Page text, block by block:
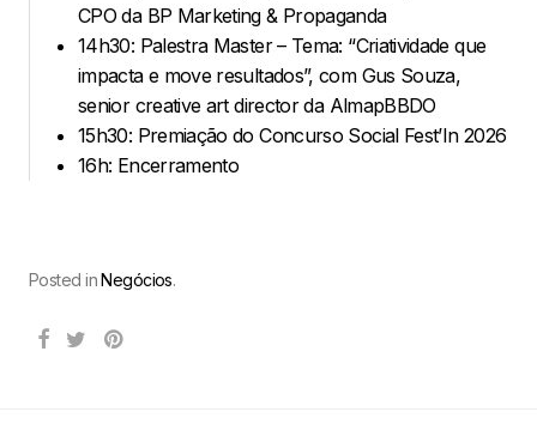
CPO da BP Marketing & Propaganda
14h30: Palestra Master – Tema: “Criatividade que
impacta e move resultados”, com Gus Souza,
senior creative art director da AlmapBBDO
15h30: Premiação do Concurso Social Fest’In 2026
16h: Encerramento
Posted inNegócios.